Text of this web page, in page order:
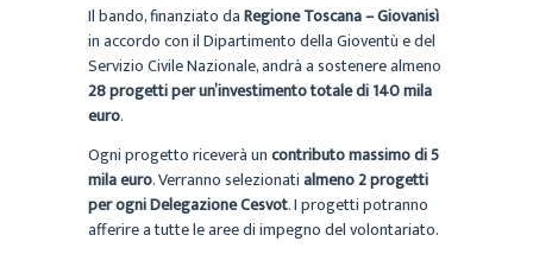
Il bando, finanziato daRegione Toscana – Giovanisì
in accordo con il Dipartimento della Gioventù e del
Servizio Civile Nazionale, andrà a sostenere almeno
28 progetti per un’investimento totale di 140 mila
euro.
Ogni progetto riceverà uncontributo massimo di 5
mila euro. Verranno selezionatialmeno 2 progetti
per ogni Delegazione Cesvot. I progetti potranno
afferire a tutte le aree di impegno del volontariato.